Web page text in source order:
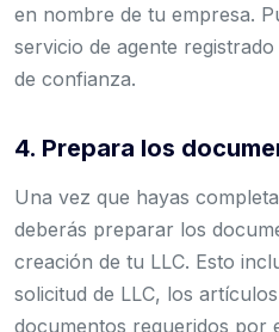
en nombre de tu empresa.
servicio de agente
de confianza.
4. Prepara los
Una vez que hayas
deberás preparar los
creación de tu LLC. Esto
solicitud de LLC, los
documentos requeridos por